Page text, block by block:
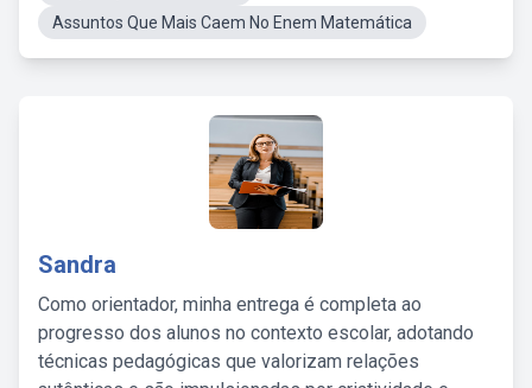
Assuntos Que Mais Caem No Enem Matemática
Sandra
Como orientador, minha entrega é completa ao
progresso dos alunos no contexto escolar, adotando
técnicas pedagógicas que valorizam relações